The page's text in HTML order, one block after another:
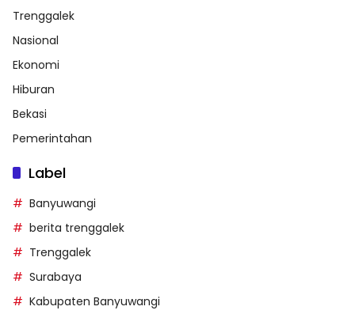
Trenggalek
Nasional
Ekonomi
Hiburan
Bekasi
Pemerintahan
Label
Banyuwangi
berita trenggalek
Trenggalek
Surabaya
Kabupaten Banyuwangi